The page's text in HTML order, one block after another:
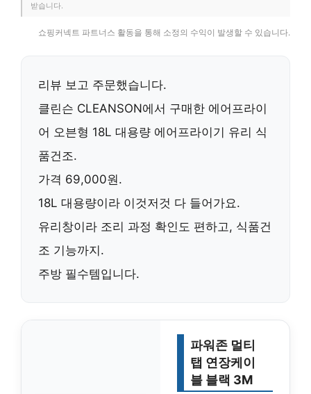
받습니다.
쇼핑커넥트 파트너스 활동을 통해 소정의 수익이 발생할 수 있습니다.
리뷰 보고 주문했습니다.
클린슨 CLEANSON에서 구매한 에어프라이
어 오븐형 18L 대용량 에어프라이기 유리 식
품건조.
가격 69,000원.
18L 대용량이라 이것저것 다 들어가요.
유리창이라 조리 과정 확인도 편하고, 식품건
조 기능까지.
주방 필수템입니다.
파워존 멀티
탭 연장케이
블 블랙 3M